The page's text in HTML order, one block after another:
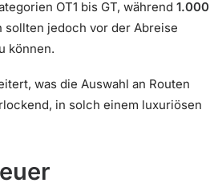
OT1 bis GT, während 1.000
sollten jedoch vor der Abreise
können.
was die Auswahl an Routen
in solch einem luxuriösen